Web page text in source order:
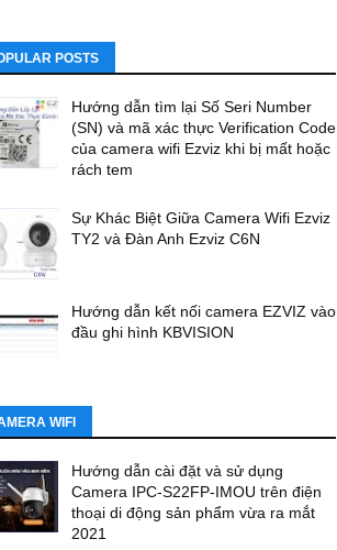
POSTS
Hướng dẫn tìm lại Số Seri Number
(SN) và mã xác thực Verification Code
của camera wifi Ezviz khi bị mất hoặc
rách tem
Sự Khác Biệt Giữa Camera Wifi Ezviz
TY2 và Đàn Anh Ezviz C6N
Hướng dẫn kết nối camera EZVIZ vào
đầu ghi hình KBVISION
WIFI
Hướng dẫn cài đặt và sử dụng
Camera IPC-S22FP-IMOU trên điện
thoại di động sản phẩm vừa ra mắt
2021